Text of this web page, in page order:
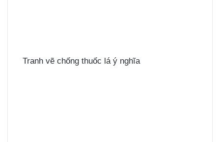
Tranh vẽ chống thuốc lá ý nghĩa